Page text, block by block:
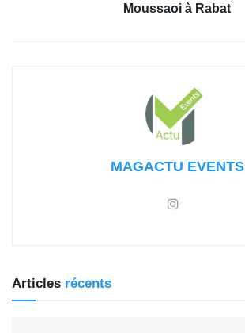
Moussaoi à Rabat
MAGACTU EVENTS
Articles récents